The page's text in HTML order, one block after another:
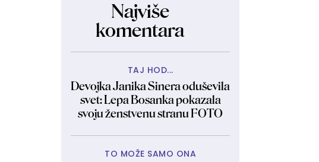
Najviše
komentara
TAJ HOD...
Devojka Janika Sinera oduševila
svet: Lepa Bosanka pokazala
svoju ženstvenu stranu FOTO
TO MOŽE SAMO ONA